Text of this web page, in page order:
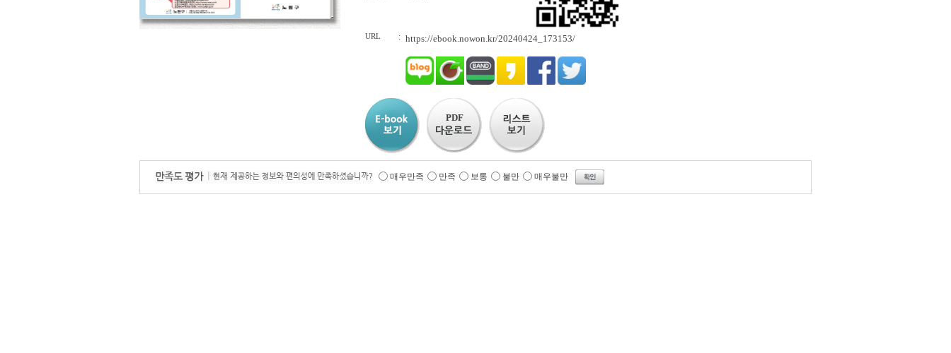
URL : https://ebook.nowon.kr/20240424_173153/
PDF
매우만족 만족 보통 불만 매우불만